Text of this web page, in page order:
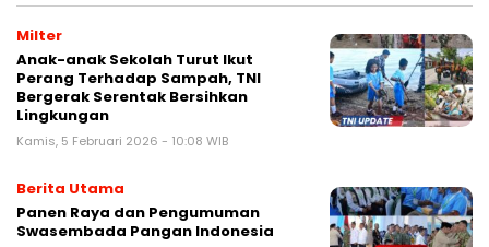
Milter
Anak-anak Sekolah Turut Ikut
Perang Terhadap Sampah, TNI
Bergerak Serentak Bersihkan
Lingkungan
Kamis, 5 Februari 2026 - 10:08 WIB
Berita Utama
Panen Raya dan Pengumuman
Swasembada Pangan Indonesia